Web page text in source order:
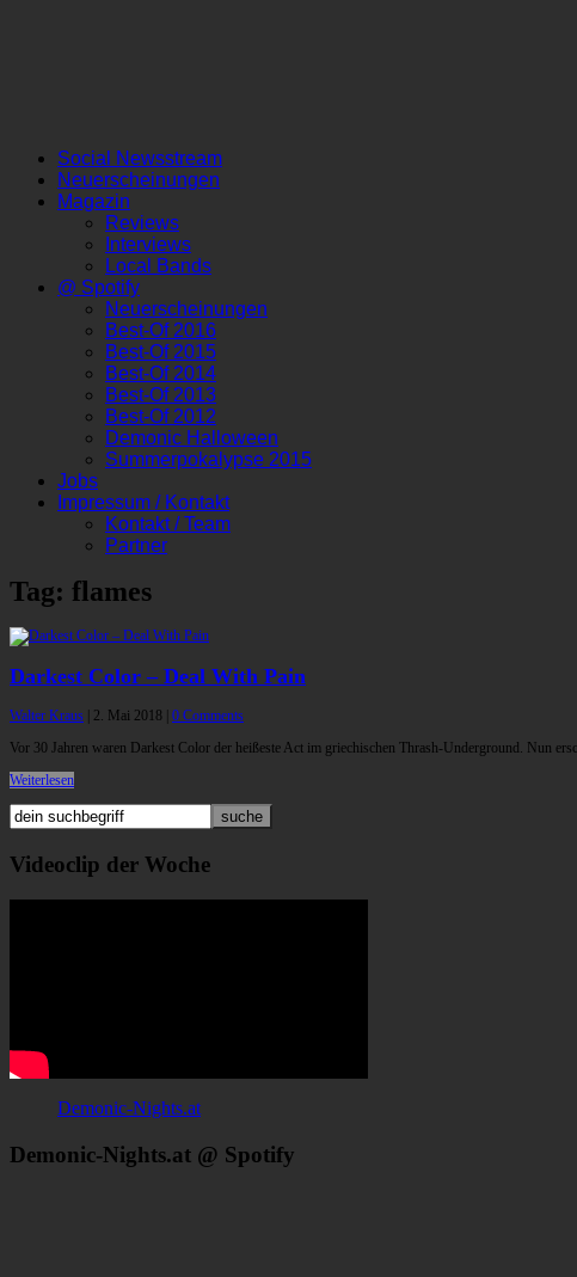
Social Newsstream
Neuerscheinungen
Magazin
Reviews
Interviews
Local Bands
@ Spotify
Neuerscheinungen
Best-Of 2016
Best-Of 2015
Best-Of 2014
Best-Of 2013
Best-Of 2012
Demonic Halloween
Summerpokalypse 2015
Jobs
Impressum / Kontakt
Kontakt / Team
Partner
Tag: flames
Darkest Color – Deal With Pain
Walter Kraus 2. Mai 2018 0 Comments
Vor 30 Jahren waren Darkest Color der heißeste Act im griechischen Thrash-Underground. Nun
Weiterlesen
Videoclip der Woche
Demonic-Nights.at
Demonic-Nights.at @ Spotify